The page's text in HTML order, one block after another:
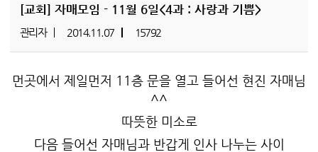
[교회] 자매모임 - 11월 6일<4과 : 사랑과 기쁨>
관리자 2014.11.07 15792
먼곳에서 제일먼저 11층 문을 열고 들어선 현진 자매님
^^
따뜻한 미소로
다음 들어선 자매님과 반갑게 인사 나누는 사이